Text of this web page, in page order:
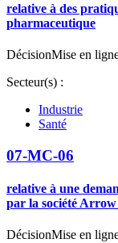
relative à des
pharmaceutique
DécisionMise en
Secteur(s) :
Industrie
Santé
07-MC-06
relative à une
par la société
DécisionMise en